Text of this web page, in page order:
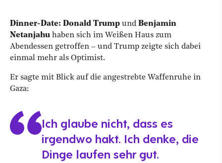
Dinner-Date: Donald Trump und Benjamin
Netanjahu haben sich im Weißen Haus zum
Abendessen getroffen – und Trump zeigte sich dabei
einmal mehr als Optimist.
Er sagte mit Blick auf die angestrebte Waffenruhe in
Gaza:
Ich glaube nicht, dass es
irgendwo hakt. Ich denke, die
Dinge laufen sehr gut.